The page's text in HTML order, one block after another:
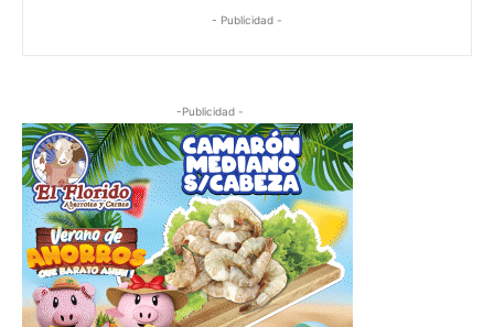
- Publicidad -
-Publicidad -